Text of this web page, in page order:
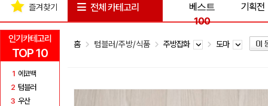
인기카테고리
TOP 10
1 에코백
2 텀블러
3 우산
즐겨찾기 전체 카테고리
베스트
100
기획전
홈 텀블러/주방/식품 주방잡화 도마